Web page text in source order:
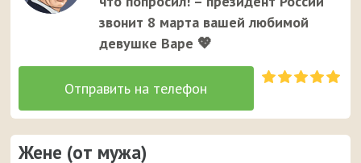
звонит 8 марта вашей любимой
девушке Варе 💖
Жене (от мужа)